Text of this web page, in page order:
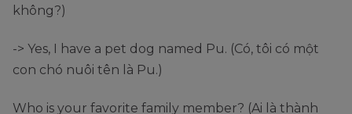
không?)
-> Yes, I have a pet dog named Pu. (Có, tôi có một
con chó nuôi tên là Pu.)
Who is your favorite family member? (Ai là thành